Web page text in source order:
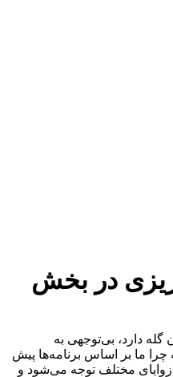
در بخش
دارد، بی‌توجهی به
ما بر اساس برنامه‌ها پیش
زوایای مختلف توجه می‌شود و